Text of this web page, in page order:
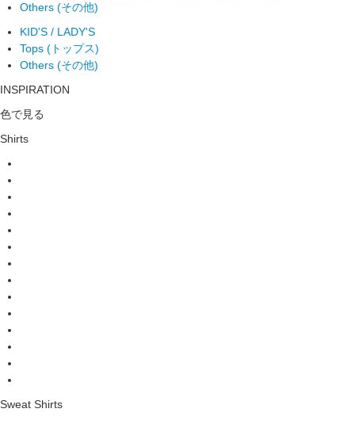
Others (その他)
KID'S / LADY'S
Tops (トップス)
Others (その他)
INSPIRATION
色で見る
Shirts
Sweat Shirts